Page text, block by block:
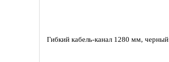
Гибкий кабель-канал 1280 мм, черный